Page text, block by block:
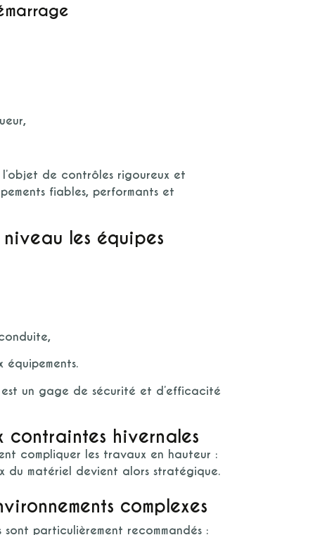
de contrôles rigoureux et
fiables, performants et
les équipes
équipements.
un gage de sécurité et d’efficacité
contraintes hivernales
compliquer les travaux en hauteur :
du matériel devient alors stratégique.
complexes
particulièrement recommandés :